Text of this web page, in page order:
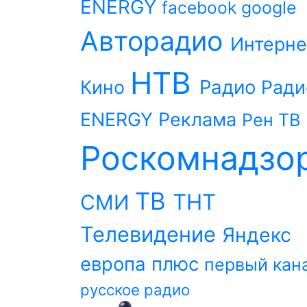
ENERGY facebook google
Авторадио
Кино НТВ Радио
ENERGY Реклама Рен ТВ
СМИ ТВ ТНТ
Телевидение Яндекс
европа плюс первый
русское радио